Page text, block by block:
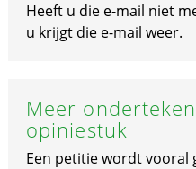
Heeft u die e-mail niet
u krijgt die e-mail weer.
Meer
opiniestuk
Een petitie wordt vooral